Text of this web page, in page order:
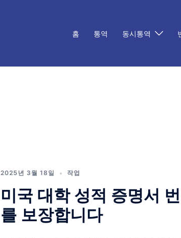
홈 통역 동시통역
2025년 3월 18일 작업
미국 대학 성적 증명서
를 보장합니다